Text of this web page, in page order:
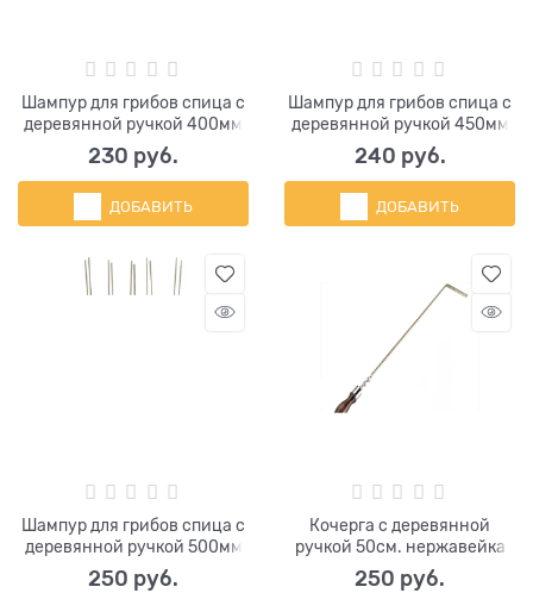
Шампур для грибов спица с
деревянной ручкой 400мм
230 руб.
ДОБАВИТЬ
Шампур для грибов спица с
деревянной ручкой 450мм
240 руб.
ДОБАВИТЬ
Шампур для грибов спица с
деревянной ручкой 500мм
250 руб.
Кочерга с деревянной
ручкой 50см. нержавейка
250 руб.